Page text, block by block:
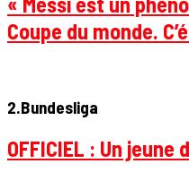
Coupe du monde.
2.Bundesliga
OFFICIEL : Un